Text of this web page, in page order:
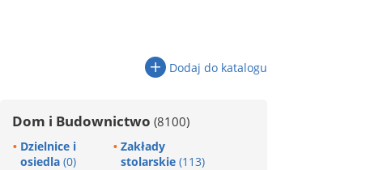
Dodaj do katalogu
Dom i Budownictwo (8100)
Dzielnice i
osiedla (0)
Zakłady
stolarskie (113)